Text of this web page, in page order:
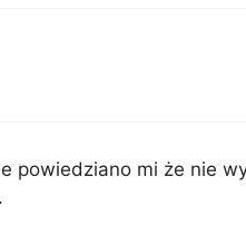
powiedziano mi że nie